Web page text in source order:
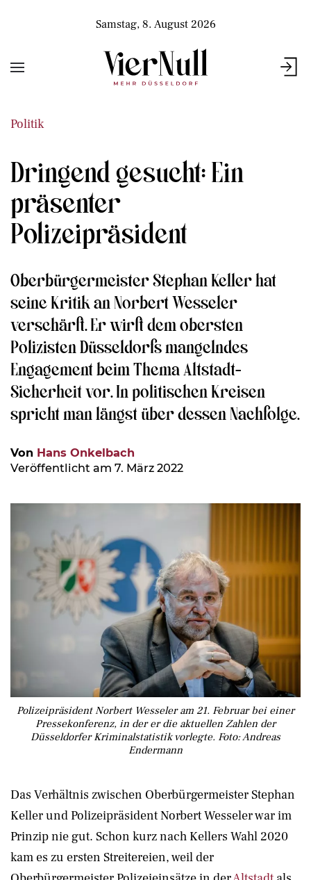
Samstag, 8. August 2026
Politik
Dringend gesucht: Ein
präsenter
Polizeipräsident
Oberbürgermeister Stephan Keller hat
seine Kritik an Norbert Wesseler
verschärft. Er wirft dem obersten
Polizisten Düsseldorfs mangelndes
Engagement beim Thema Altstadt-
Sicherheit vor. In politischen Kreisen
spricht man längst über dessen Nachfolge.
Von Hans Onkelbach
Veröffentlicht am 7. März 2022
Polizeipräsident Norbert Wesseler am 21. Februar bei einer
Pressekonferenz, in der er die aktuellen Zahlen der
Düsseldorfer Kriminalstatistik vorlegte. Foto: Andreas
Endermann
Das Verhältnis zwischen Oberbürgermeister Stephan
Keller und Polizeipräsident Norbert Wesseler war im
Prinzip nie gut. Schon kurz nach Kellers Wahl 2020
kam es zu ersten Streitereien, weil der